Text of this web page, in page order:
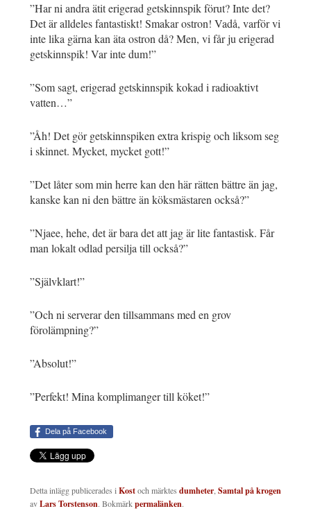
”Har ni andra ätit erigerad getskinnspik förut? Inte det?
Det är alldeles fantastiskt! Smakar ostron! Vadå, varför vi
inte lika gärna kan äta ostron då? Men, vi får ju erigerad
getskinnspik! Var inte dum!”
”Som sagt, erigerad getskinnspik kokad i radioaktivt
vatten…”
”Åh! Det gör getskinnspiken extra krispig och liksom seg
i skinnet. Mycket, mycket gott!”
”Det låter som min herre kan den här rätten bättre än jag,
kanske kan ni den bättre än köksmästaren också?”
”Njaee, hehe, det är bara det att jag är lite fantastisk. Får
man lokalt odlad persilja till också?”
”Självklart!”
”Och ni serverar den tillsammans med en grov
förolämpning?”
”Absolut!”
”Perfekt! Mina komplimanger till köket!”
Dela på Facebook
Detta inlägg publicerades iKostoch märktes dumheter,Samtal på krogen
avLars Torstenson. Bokmärkpermalänken.